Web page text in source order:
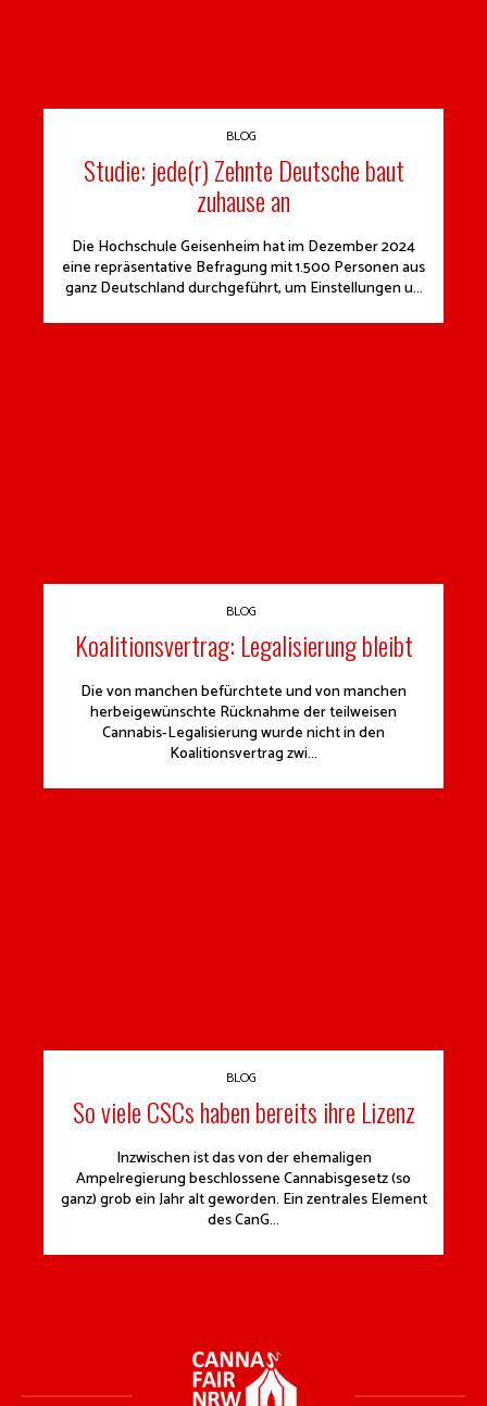
BLOG
Studie: jede(r) Zehnte Deutsche baut
zuhause an
Die Hochschule Geisenheim hat im Dezember 2024
eine repräsentative Befragung mit 1.500 Personen aus
ganz Deutschland durchgeführt, um Einstellungen u...
BLOG
Koalitionsvertrag: Legalisierung bleibt
Die von manchen befürchtete und von manchen
herbeigewünschte Rücknahme der teilweisen
Cannabis-Legalisierung wurde nicht in den
Koalitionsvertrag zwi...
BLOG
So viele CSCs haben bereits ihre Lizenz
Inzwischen ist das von der ehemaligen
Ampelregierung beschlossene Cannabisgesetz (so
ganz) grob ein Jahr alt geworden. Ein zentrales Element
des CanG...